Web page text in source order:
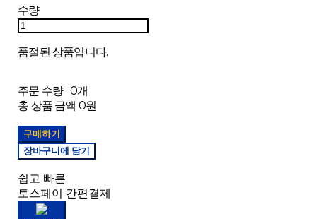
수량
품절된 상품입니다.
주문 수량 0개
총 상품 금액 0원
구매하기
장바구니에 담기
쉽고 빠른
토스페이 간편결제